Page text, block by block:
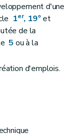
d'une
1er, 19°et
de la
5 ou à la
d'emplois.